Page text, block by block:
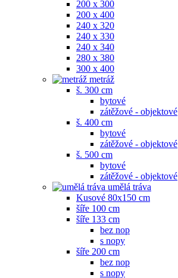
200 x 300
200 x 400
240 x 320
240 x 330
240 x 340
280 x 380
300 x 400
metráž
š. 300 cm
bytové
zátěžové - objektové
š. 400 cm
bytové
zátěžové - objektové
š. 500 cm
bytové
zátěžové - objektové
umělá tráva
Kusové 80x150 cm
šíře 100 cm
šíře 133 cm
bez nop
s nopy
šíře 200 cm
bez nop
s nopy